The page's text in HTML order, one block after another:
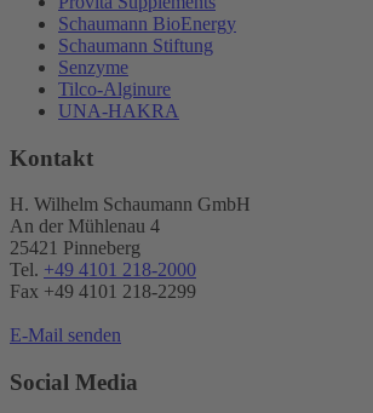
Schaumann BioEnergy
Schaumann Stiftung
Senzyme
Tilco-Alginure
UNA-HAKRA
Kontakt
H. Wilhelm Schaumann GmbH
An der Mühlenau 4
25421 Pinneberg
Tel. +49 4101 218-2000
Fax +49 4101 218​-2299
E-Mail senden
Social Media